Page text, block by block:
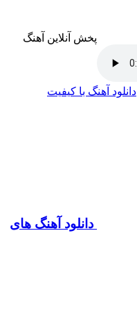
پخش آنلاین آهنگ
دانلود آهنگ با کیفیت
دانلود آهنگ های